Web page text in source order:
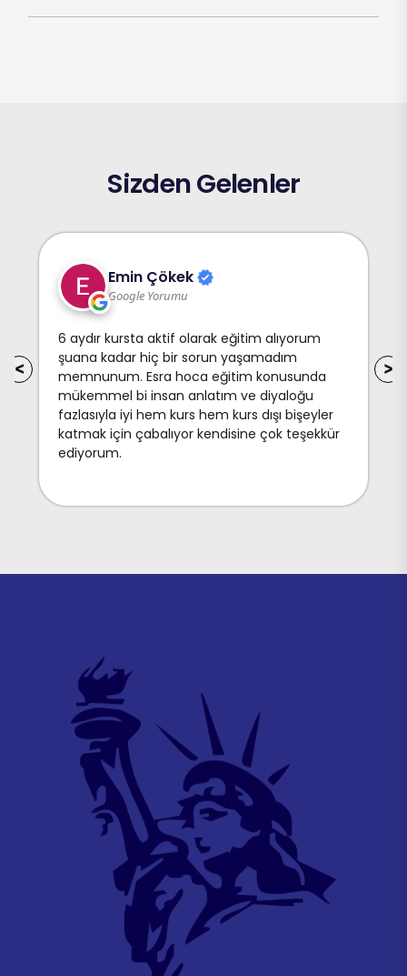
Sizden Gelenler
Emin Çökek
Google Yorumu
6 aydır kursta aktif olarak eğitim alıyorum
şuana kadar hiç bir sorun yaşamadım
memnunum. Esra hoca eğitim konusunda
mükemmel bi insan anlatım ve diyaloğu
fazlasıyla iyi hem kurs hem kurs dışı bişeyler
katmak için çabalıyor kendisine çok teşekkür
ediyorum.